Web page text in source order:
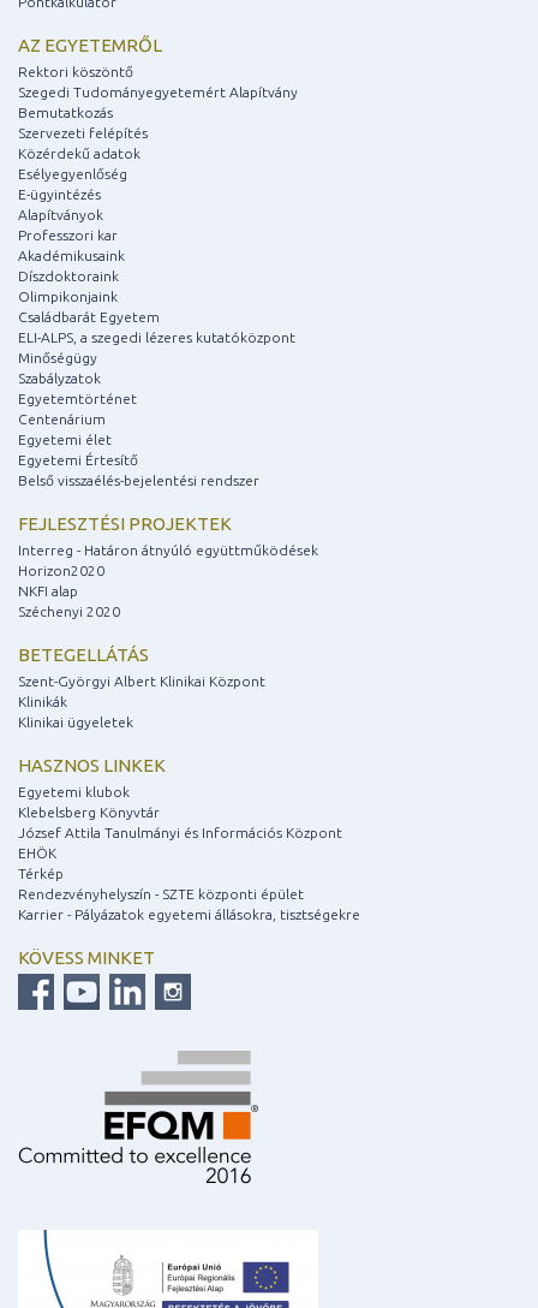
AZ EGYETEMRŐL
Rektori köszöntő
Szegedi Tudományegyetemért Alapítvány
Bemutatkozás
Szervezeti felépítés
Közérdekű adatok
Esélyegyenlőség
E-ügyintézés
Alapítványok
Professzori kar
Akadémikusaink
Díszdoktoraink
Olimpikonjaink
Családbarát Egyetem
ELI-ALPS, a szegedi lézeres kutatóközpont
Minőségügy
Szabályzatok
Egyetemtörténet
Centenárium
Egyetemi élet
Egyetemi Értesítő
Belső visszaélés-bejelentési rendszer
FEJLESZTÉSI PROJEKTEK
Interreg - Határon átnyúló együttműködések
Horizon2020
NKFI alap
Széchenyi 2020
BETEGELLÁTÁS
Szent-Györgyi Albert Klinikai Központ
Klinikák
Klinikai ügyeletek
HASZNOS LINKEK
Egyetemi klubok
Klebelsberg Könyvtár
József Attila Tanulmányi és Információs Központ
EHÖK
Térkép
Rendezvényhelyszín - SZTE központi épület
Karrier - Pályázatok egyetemi állásokra, tisztségekre
KÖVESS MINKET